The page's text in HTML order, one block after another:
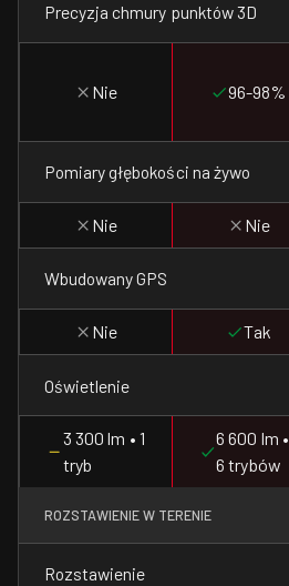
Precyzja chmury punktów 3D
Nie 96-98%
Pomiary głębokości na żywo
Nie Nie
Wbudowany GPS
Nie Tak
Oświetlenie
3 300 lm • 1
tryb
6 600 lm •
6 trybów
ROZSTAWIENIE W TERENIE
Rozstawienie